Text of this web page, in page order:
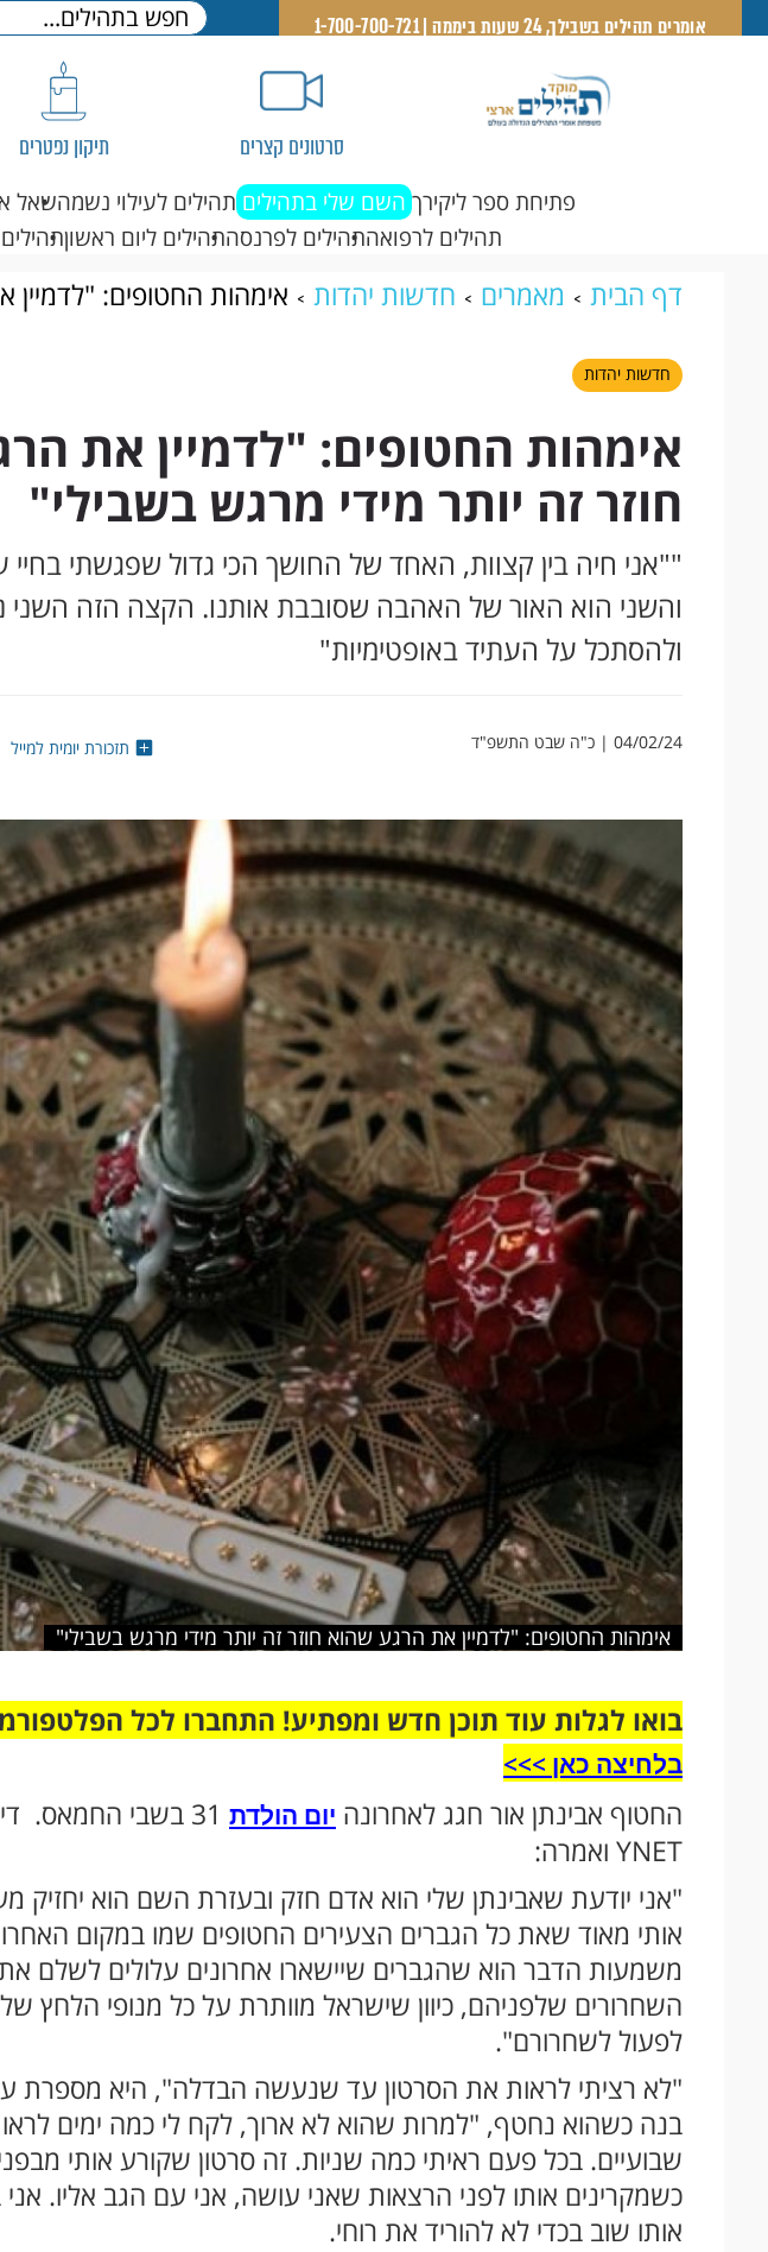
אומרים תהילים בשבילך, 24 שעות ביממה | 1-700-700-721
סרטונים קצרים תיקון נפטרים
פתיחת ספר ליקירך השם שלי בתהילים תהילים לעילוי נשמהשאל
תהילים לרפואהתהילים לפרנסהתהילים ליום ראשון
דף הבית מאמרים חדשות יהדות
אימהות החטופים:
זה יותר מידי מרגש בשבילי"
חדשות יהדות
אימהות החטופים: "לדמיין את
חוזר זה יותר מידי מרגש בשבילי"
""אני חיה בין קצוות, האחד של החושך הכי גדול שפגשתי בחיי
והשני הוא האור של האהבה שסובבת אותנו. הקצה הזה השני
ולהסתכל על העתיד באופטימיות"
04/02/24 | כ"ה שבט התשפ"ד תזכורת יומית למייל
אימהות החטופים: "לדמיין את הרגע שהוא חוזר זה יותר מידי מרגש בשבילי"
בואו לגלות עוד תוכן חדש ומפתיע! התחברו לכל
בלחיצה כאן >>>​
החטוף אבינתן אור חגג לאחרונה יום הולדת
31 בשבי החמאס.
YNET ואמרה:
"אני יודעת שאבינתן שלי הוא אדם חזק ובעזרת השם הוא
אותי מאוד שאת כל הגברים הצעירים החטופים שמו במקום
משמעות הדבר הוא שהגברים שיישארו אחרונים עלולים לשלם
השחרורים שלפניהם, כיוון שישראל מוותרת על כל מנופי הלחץ
לפעול לשחרורם".
"לא רציתי לראות את הסרטון עד שנעשה הבדלה", היא מספרת
בנה כשהוא נחטף, "למרות שהוא לא ארוך, לקח לי כמה ימים
שבועיים. בכל פעם ראיתי כמה שניות. זה סרטון שקורע אותי
כשמקרינים אותו לפני הרצאות שאני עושה, אני עם הגב אליו.
אותו שוב בכדי לא להוריד את רוחי.